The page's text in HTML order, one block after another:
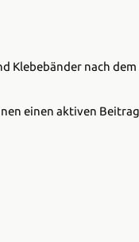
Klebebänder nach
einen aktiven